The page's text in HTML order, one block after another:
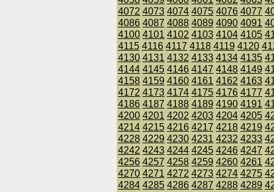
4072 4073 4074 4075 4076 4077
4086 4087 4088 4089 4090 4091
4100 4101 4102 4103 4104 4105
4115 4116 4117 4118 4119 4120
4130 4131 4132 4133 4134 4135
4144 4145 4146 4147 4148 4149
4158 4159 4160 4161 4162 4163
4172 4173 4174 4175 4176 4177
4186 4187 4188 4189 4190 4191
4200 4201 4202 4203 4204 4205
4214 4215 4216 4217 4218 4219
4228 4229 4230 4231 4232 4233
4242 4243 4244 4245 4246 4247
4256 4257 4258 4259 4260 4261
4270 4271 4272 4273 4274 4275
4284 4285 4286 4287 4288 4289